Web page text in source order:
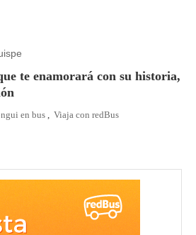
te enamorará con su historia,
en bus, Viaja con redBus